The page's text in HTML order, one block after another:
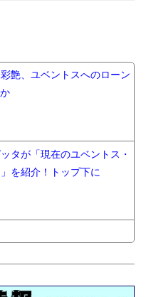
彩艶、ユベントスへのローン
タが「現在のユベントス・
を紹介！トップ下に